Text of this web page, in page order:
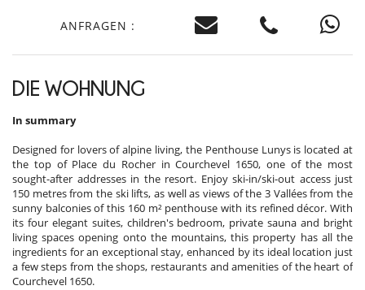
ANFRAGEN :
DIE WOHNUNG
In summary
Designed for lovers of alpine living, the Penthouse Lunys is located at
the top of Place du Rocher in Courchevel 1650, one of the most
sought-after addresses in the resort. Enjoy ski-in/ski-out access just
150 metres from the ski lifts, as well as views of the 3 Vallées from the
sunny balconies of this 160 m² penthouse with its refined décor. With
its four elegant suites, children's bedroom, private sauna and bright
living spaces opening onto the mountains, this property has all the
ingredients for an exceptional stay, enhanced by its ideal location just
a few steps from the shops, restaurants and amenities of the heart of
Courchevel 1650.